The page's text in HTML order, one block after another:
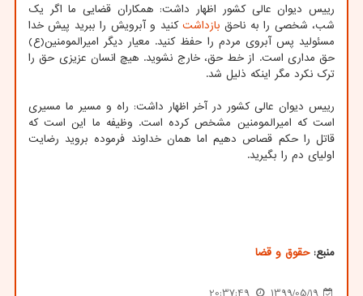
رییس دیوان عالی کشور اظهار داشت: همکاران قضایی ما اگر یک
شب، شخصی را به ناحق بازداشت کنید و آبرویش را ببرید پیش خدا
مسئولید پس آبروی مردم را حفظ کنید. معیار دیگر امیرالمومنین(ع)
حق مداری است. از خط حق، خارج نشوید. هیچ انسان عزیزی حق را
ترک نکرد مگر اینکه ذلیل شد.
رییس دیوان عالی کشور در آخر اظهار داشت: راه و مسیر ما مسیری
است که امیرالمومنین مشخص کرده است. وظیفه ما این است که
قاتل را حکم قصاص دهیم اما همان خداوند فرموده بروید رضایت
اولیای دم را بگیرید.
منبع:حقوق و قضا
1399/05/19
20:37:49